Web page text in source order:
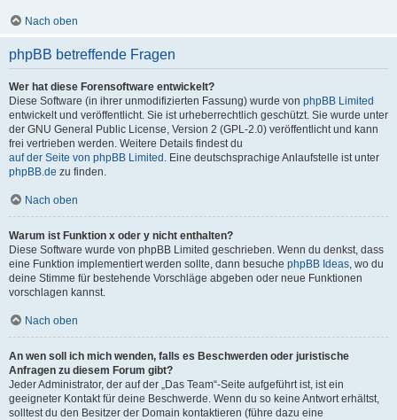
Nach oben
phpBB betreffende Fragen
Wer hat diese Forensoftware entwickelt?
Diese Software (in ihrer unmodifizierten Fassung) wurde von phpBB Limited
entwickelt und veröffentlicht. Sie ist urheberrechtlich geschützt. Sie wurde unter
der GNU General Public License, Version 2 (GPL-2.0) veröffentlicht und kann
frei vertrieben werden. Weitere Details findest du
auf der Seite von phpBB Limited . Eine deutschsprachige Anlaufstelle ist unter
phpBB.de zu finden.
Nach oben
Warum ist Funktion x oder y nicht enthalten?
Diese Software wurde von phpBB Limited geschrieben. Wenn du denkst, dass
eine Funktion implementiert werden sollte, dann besuche phpBB Ideas, wo du
deine Stimme für bestehende Vorschläge abgeben oder neue Funktionen
vorschlagen kannst.
Nach oben
An wen soll ich mich wenden, falls es Beschwerden oder juristische
Anfragen zu diesem Forum gibt?
Jeder Administrator, der auf der „Das Team“-Seite aufgeführt ist, ist ein
geeigneter Kontakt für deine Beschwerde. Wenn du so keine Antwort erhältst,
solltest du den Besitzer der Domain kontaktieren (führe dazu eine